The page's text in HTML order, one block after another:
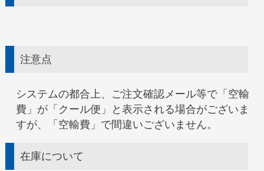
注意点
システムの都合上、ご注文確認メール等で「空輸
費」が「クール便」と表示される場合がございま
すが、「空輸費」で間違いございません。
在庫について